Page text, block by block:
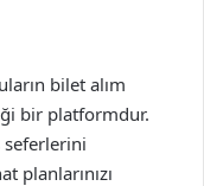
bilet alım
bir platformdur.
planlarınızı